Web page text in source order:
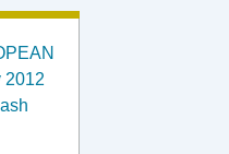
2012